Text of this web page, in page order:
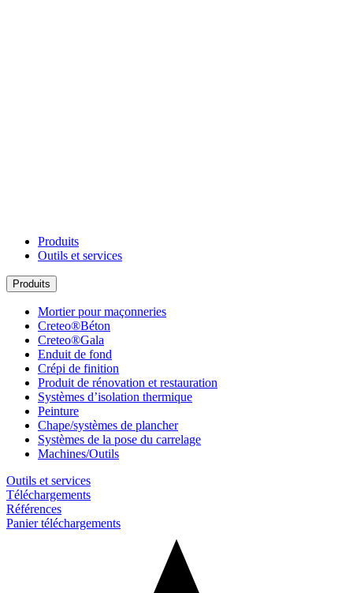
Produits
Outils et services
Produits
Mortier pour maçonneries
Creteo®Béton
Creteo®Gala
Enduit de fond
Crépi de finition
Produit de rénovation et restauration
Systèmes d’isolation thermique
Peinture
Chape/systèmes de plancher
Systèmes de la pose du carrelage
Machines/Outils
Outils et services
Téléchargements
Références
Panier téléchargements